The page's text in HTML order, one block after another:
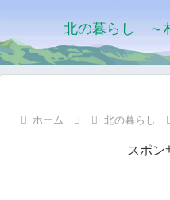
北の暮らし ～
ホーム 北の暮らし
スポン